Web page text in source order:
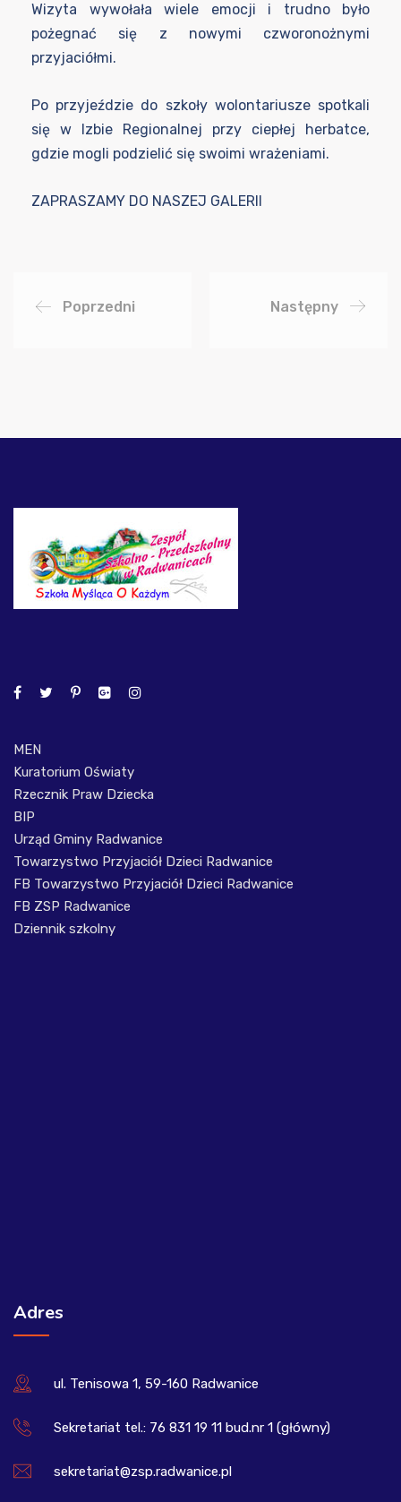
Wizyta wywołała wiele emocji i trudno było
pożegnać się z nowymi czworonożnymi
przyjaciółmi.
Po przyjeździe do szkoły wolontariusze spotkali
się w Izbie Regionalnej przy ciepłej herbatce,
gdzie mogli podzielić się swoimi wrażeniami.
ZAPRASZAMY DO NASZEJ GALERII
Poprzedni Następny
MEN
Kuratorium Oświaty
Rzecznik Praw Dziecka
BIP
Urząd Gminy Radwanice
Towarzystwo Przyjaciół Dzieci Radwanice
FB Towarzystwo Przyjaciół Dzieci Radwanice
FB ZSP Radwanice
Dziennik szkolny
Adres
ul. Tenisowa 1, 59-160 Radwanice
Sekretariat tel.: 76 831 19 11 bud.nr 1 (główny)
sekretariat@zsp.radwanice.pl